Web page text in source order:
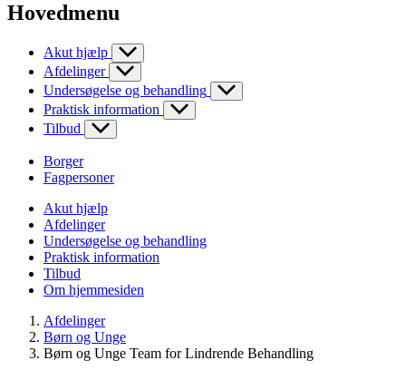
Hovedmenu
Akut hjælp
Afdelinger
Undersøgelse og behandling
Praktisk information
Tilbud
Borger
Fagpersoner
Akut hjælp
Afdelinger
Undersøgelse og behandling
Praktisk information
Tilbud
Om hjemmesiden
Afdelinger
Børn og Unge
Børn og Unge Team for Lindrende Behandling